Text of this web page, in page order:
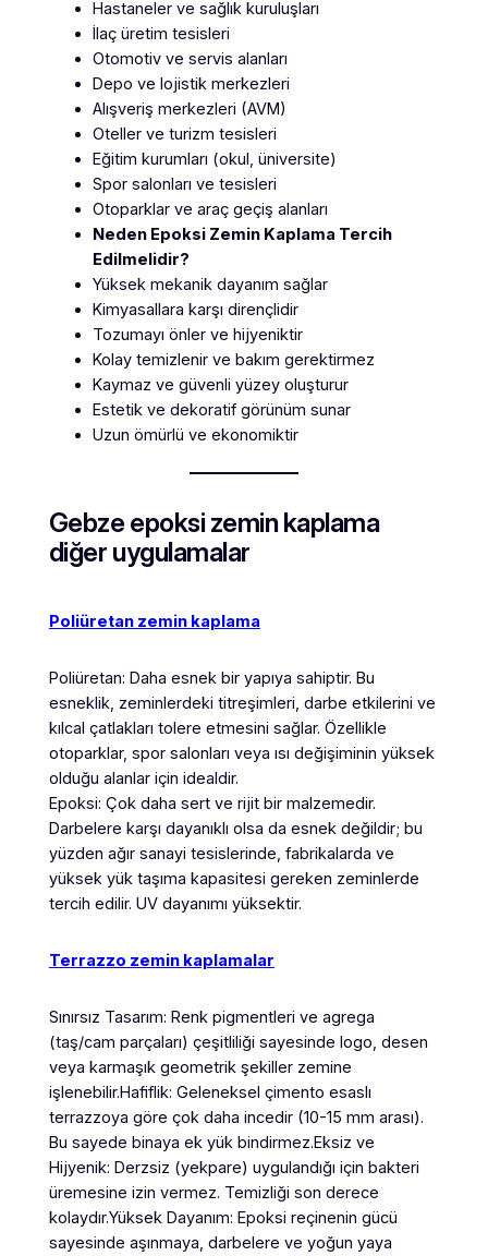
Hastaneler ve sağlık kuruluşları
İlaç üretim tesisleri
Otomotiv ve servis alanları
Depo ve lojistik merkezleri
Alışveriş merkezleri (AVM)
Oteller ve turizm tesisleri
Eğitim kurumları (okul, üniversite)
Spor salonları ve tesisleri
Otoparklar ve araç geçiş alanları
Neden Epoksi Zemin Kaplama Tercih
Edilmelidir?
Yüksek mekanik dayanım sağlar
Kimyasallara karşı dirençlidir
Tozumayı önler ve hijyeniktir
Kolay temizlenir ve bakım gerektirmez
Kaymaz ve güvenli yüzey oluşturur
Estetik ve dekoratif görünüm sunar
Uzun ömürlü ve ekonomiktir
Gebze epoksi zemin kaplama
diğer uygulamalar
Poliüretan zemin kaplama
Poliüretan: Daha esnek bir yapıya sahiptir. Bu
esneklik, zeminlerdeki titreşimleri, darbe etkilerini ve
kılcal çatlakları tolere etmesini sağlar. Özellikle
otoparklar, spor salonları veya ısı değişiminin yüksek
olduğu alanlar için idealdir.
Epoksi: Çok daha sert ve rijit bir malzemedir.
Darbelere karşı dayanıklı olsa da esnek değildir; bu
yüzden ağır sanayi tesislerinde, fabrikalarda ve
yüksek yük taşıma kapasitesi gereken zeminlerde
tercih edilir. UV dayanımı yüksektir.
Terrazzo zemin kaplamalar
Sınırsız Tasarım: Renk pigmentleri ve agrega
(taş/cam parçaları) çeşitliliği sayesinde logo, desen
veya karmaşık geometrik şekiller zemine
işlenebilir.Hafiflik: Geleneksel çimento esaslı
terrazzoya göre çok daha incedir (10-15 mm arası).
Bu sayede binaya ek yük bindirmez.Eksiz ve
Hijyenik: Derzsiz (yekpare) uygulandığı için bakteri
üremesine izin vermez. Temizliği son derece
kolaydır.Yüksek Dayanım: Epoksi reçinenin gücü
sayesinde aşınmaya, darbelere ve yoğun yaya